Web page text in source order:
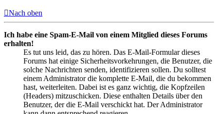
Nach oben
Ich habe eine Spam-E-Mail von einem Mitglied dieses Forums
erhalten!
Es tut uns leid, das zu hören. Das E-Mail-Formular dieses
Forums hat einige Sicherheitsvorkehrungen, die Benutzer, die
solche Nachrichten senden, identifizieren sollen. Du solltest
einem Administrator die komplette E-Mail, die du bekommen
hast, weiterleiten. Dabei ist es ganz wichtig, die Kopfzeilen
(Headers) mitzuschicken. Diese enthalten Details über den
Benutzer, der die E-Mail verschickt hat. Der Administrator